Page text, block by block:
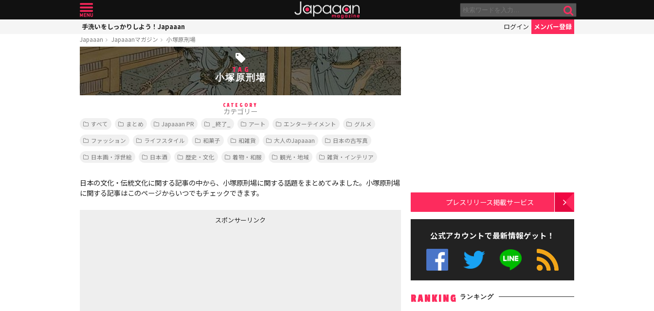
手洗いをしっかりしよう！Japaaan ログイン メンバー登録
Japaaan Japaaanマガジン 小塚原刑場
TAG
小塚原刑場
CATEGORY
カテゴリー
すべて まとめ Japaaan PR _終了_ アート エンターテイメント
グルメ
ファッション
ライフスタイル 和菓子 和雑貨 大人のJapaaan
日本の古写真
日本画・浮世絵
日本酒 歴史・文化 着物・和服 観光・地域 雑貨・インテリア
日本の文化・伝統文化に関する記事の中から、小塚原刑場に関する話題をまとめてみました。小塚原刑場
に関する記事はこのページからいつでもチェックできます。
スポンサーリンク
プレスリリース掲載サービス
公式アカウントで最新情報ゲット！
RANKING ランキング